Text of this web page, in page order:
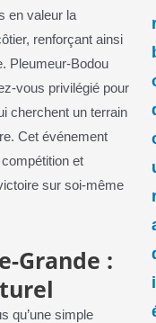
en valeur la
renforçant ainsi
Pleumeur-Bodou
vous privilégié pour
cherchent un terrain
Cet événement
et
sur soi-même
Grande :
qu’une simple